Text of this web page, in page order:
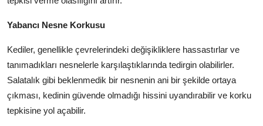
Yabancı Nesne Korkusu
Kediler, genellikle çevrelerindeki değişikliklere hassastırlar ve
tanımadıkları nesnelerle karşılaştıklarında tedirgin olabilirler.
Salatalık gibi beklenmedik bir nesnenin ani bir şekilde ortaya
çıkması, kedinin güvende olmadığı hissini uyandırabilir ve korku
tepkisine yol açabilir.